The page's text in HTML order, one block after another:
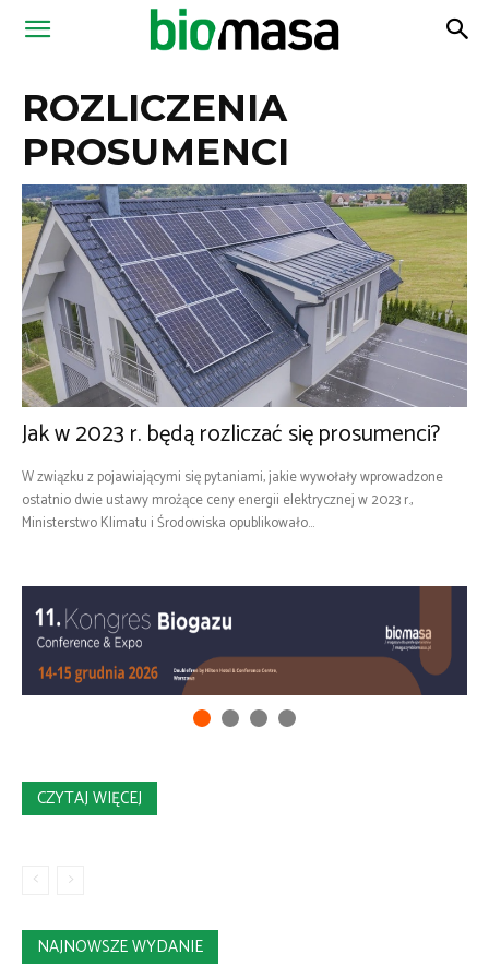
Magazyn
ROZLICZENIA
PROSUMENCI
Jak w 2023 r. będą rozliczać się prosumenci?
W związku z pojawiającymi się pytaniami, jakie wywołały wprowadzone
ostatnio dwie ustawy mrożące ceny energii elektrycznej w 2023 r.,
Ministerstwo Klimatu i Środowiska opublikowało...
CZYTAJ WIĘCEJ
NAJNOWSZE WYDANIE